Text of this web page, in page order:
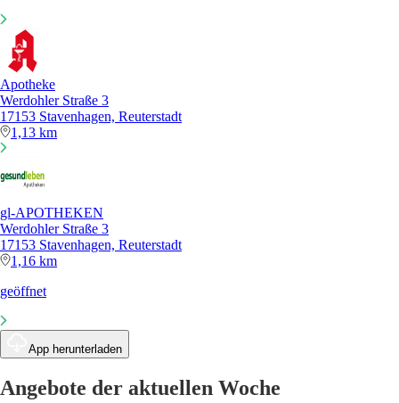
Apotheke
Werdohler Straße 3
17153 Stavenhagen, Reuterstadt
1,13 km
gl-APOTHEKEN
Werdohler Straße 3
17153 Stavenhagen, Reuterstadt
1,16 km
geöffnet
App herunterladen
Angebote der aktuellen Woche